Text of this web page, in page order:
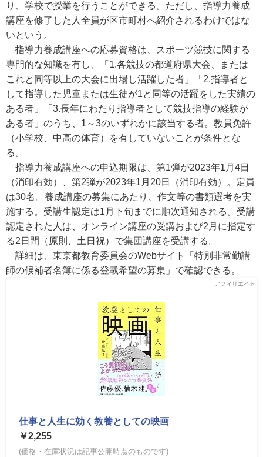
り、学校で授業を行うことができる。ただし、指導力養成
講座を修了した人全員が区市町村へ紹介されるわけではな
いという。
指導力養成講座への応募資格は、スポーツ競技に関する
専門的な知識を有し、「1.各競技の都道府県大会、または
これと同等以上の大会に出場し活躍した者」「2.指導者と
して指導した児童または生徒が1と同等の活躍をした実績の
ある者」「3.長年にわたり指導者として競技指導の経験が
ある者」のうち、1～3のいずれかに該当する者。教員免許
（小学校、中高の体育）を有していないことが条件とな
る。
指導力養成講座への申込期限は、第1弾が2023年1月4日
（消印有効）、第2弾が2023年1月20日（消印有効）。定員
は30名。養成講座の募集にあたり、作文等の書類選考を実
施する。受講生認定は1月下旬までに順次通知される。受講
認定された人は、オンライン講座の受講および2月に指定す
る2日間（原則、土日祝）で集団講座を受講する。
詳細は、東京都教育委員会のWebサイト「特別非常勤講
師の候補者名簿に係る登載希望の募集」で確認できる。
仕事と人生に効く教養としての映画
￥2,255
(価格・在庫状況は記事公開時点のものです)